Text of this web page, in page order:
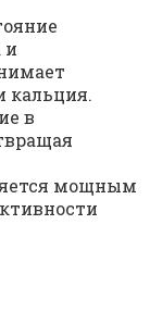
и
кальция.
в
мощным